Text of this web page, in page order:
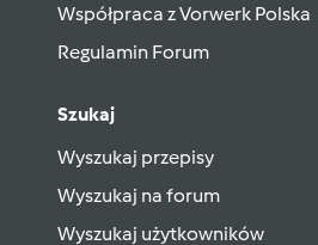
Współpraca z Vorwerk Polska
Regulamin Forum
Szukaj
Wyszukaj przepisy
Wyszukaj na forum
Wyszukaj użytkowników